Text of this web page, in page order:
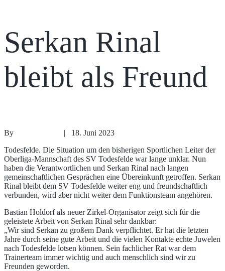
Serkan Rinal
bleibt als Freund
By
| 18. Juni 2023
Todesfelde. Die Situation um den bisherigen Sportlichen Leiter der
Oberliga-Mannschaft des SV Todesfelde war lange unklar. Nun
haben die Verantwortlichen und Serkan Rinal nach langen
gemeinschaftlichen Gesprächen eine Übereinkunft getroffen. Serkan
Rinal bleibt dem SV Todesfelde weiter eng und freundschaftlich
verbunden, wird aber nicht weiter dem Funktionsteam angehören.
Bastian Holdorf als neuer Zirkel-Organisator zeigt sich für die
geleistete Arbeit von Serkan Rinal sehr dankbar:
„Wir sind Serkan zu großem Dank verpflichtet. Er hat die letzten
Jahre durch seine gute Arbeit und die vielen Kontakte echte Juwelen
nach Todesfelde lotsen können. Sein fachlicher Rat war dem
Trainerteam immer wichtig und auch menschlich sind wir zu
Freunden geworden.